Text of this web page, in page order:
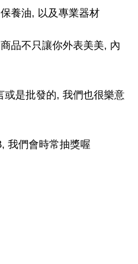
養油, 以及專業器材
品不只讓你外表美美, 內
或是批發的, 我們也很樂意
我們會時常抽獎喔